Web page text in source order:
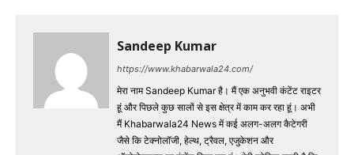
Sandeep Kumar
https://www.khabarwala24.com/
मेरा नाम Sandeep Kumar है। मैं एक अनुभवी कंटेंट राइटर
हूं और पिछले कुछ सालों से इस क्षेत्र में काम कर रहा हूं। अभी
मैं Khabarwala24 News में कई अलग-अलग कैटेगरी
जैसे कि टेक्नोलॉजी, हेल्थ, ट्रैवल, एजुकेशन और